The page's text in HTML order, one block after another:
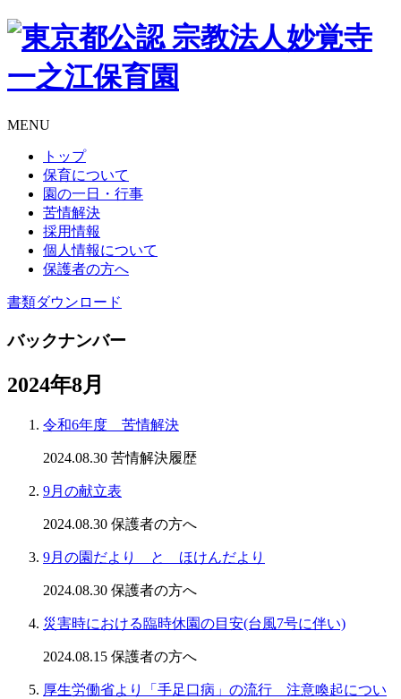
MENU
トップ
保育について
園の一日・行事
苦情解決
採用情報
個人情報について
保護者の方へ
書類ダウンロード
バックナンバー
2024年8月
令和6年度 苦情解決
2024.08.30 苦情解決履歴
9月の献立表
2024.08.30 保護者の方へ
9月の園だより と ほけんだより
2024.08.30 保護者の方へ
災害時における臨時休園の目安(台風7号に伴い)
2024.08.15 保護者の方へ
厚生労働省より「手足口病」の流行 注意喚起につい